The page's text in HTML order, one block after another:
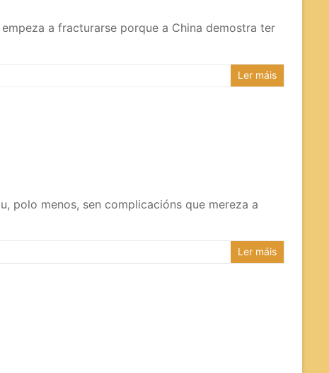
a fracturarse porque a China demostra ter
Ler máis
polo menos, sen complicacións que mereza a
Ler máis